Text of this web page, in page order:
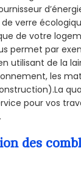
verre
de votre
permet par
en utilisant de
les
pour vos
des